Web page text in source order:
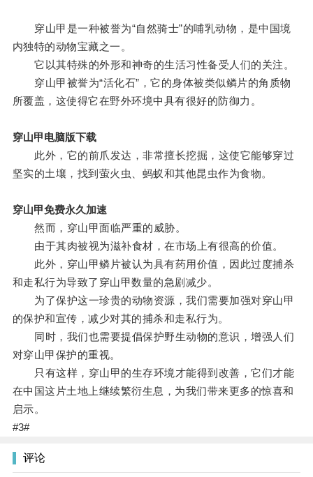
穿山甲是一种被誉为“自然骑士”的哺乳动物，是中国境
内独特的动物宝藏之一。
它以其特殊的外形和神奇的生活习性备受人们的关注。
穿山甲被誉为“活化石”，它的身体被类似鳞片的角质物
所覆盖，这使得它在野外环境中具有很好的防御力。
穿山甲电脑版下载
此外，它的前爪发达，非常擅长挖掘，这使它能够穿过
坚实的土壤，找到萤火虫、蚂蚁和其他昆虫作为食物。
穿山甲免费永久加速
然而，穿山甲面临严重的威胁。
由于其肉被视为滋补食材，在市场上有很高的价值。
此外，穿山甲鳞片被认为具有药用价值，因此过度捕杀
和走私行为导致了穿山甲数量的急剧减少。
为了保护这一珍贵的动物资源，我们需要加强对穿山甲
的保护和宣传，减少对其的捕杀和走私行为。
同时，我们也需要提倡保护野生动物的意识，增强人们
对穿山甲保护的重视。
只有这样，穿山甲的生存环境才能得到改善，它们才能
在中国这片土地上继续繁衍生息，为我们带来更多的惊喜和
启示。
#3#
评论